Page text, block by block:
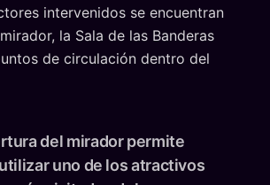
intervenidos se encuentran
la Sala de las Banderas
de circulación dentro del
del mirador permite
uno de los atractivos